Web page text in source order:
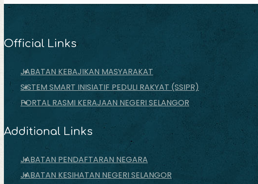
Official Links
JABATAN KEBAJIKAN MASYARAKAT
SISTEM SMART INISIATIF PEDULI RAKYAT (SSIPR)
PORTAL RASMI KERAJAAN NEGERI SELANGOR
Additional Links
JABATAN PENDAFTARAN NEGARA
JABATAN KESIHATAN NEGERI SELANGOR